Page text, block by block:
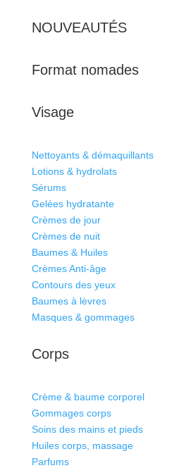
NOUVEAUTÉS
Format nomades
Visage
Nettoyants & démaquillants
Lotions & hydrolats
Sérums
Gelées hydratante
Crèmes de jour
Crèmes de nuit
Baumes & Huiles
Crèmes Anti-âge
Contours des yeux
Baumes à lèvres
Masques & gommages
Corps
Crème & baume corporel
Gommages corps
Soins des mains et pieds
Huiles corps, massage
Parfums